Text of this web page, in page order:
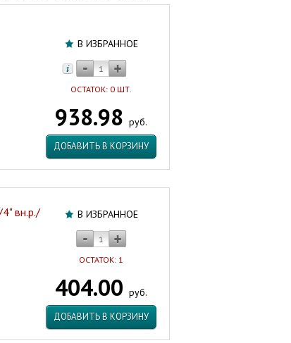
В ИЗБРАННОЕ
ОСТАТОК: 0 ШТ.
938.98 руб.
ДОБАВИТЬ В КОРЗИНУ
В ИЗБРАННОЕ
ОСТАТОК: 1
404.00 руб.
ДОБАВИТЬ В КОРЗИНУ
вн.р./